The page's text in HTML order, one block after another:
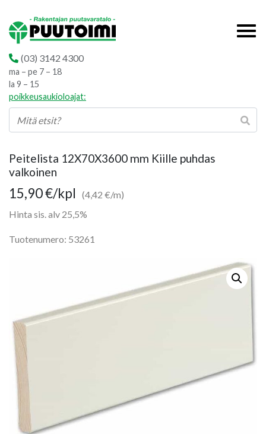
(03) 3142 4300
ma – pe 7 – 18
la 9 – 15
poikkeusaukioloajat:
Peitelista 12X70X3600 mm Kiille puhdas
valkoinen
15,90€/kpl
(4,42 €/m)
Hinta sis. alv 25,5%
Tuotenumero: 53261